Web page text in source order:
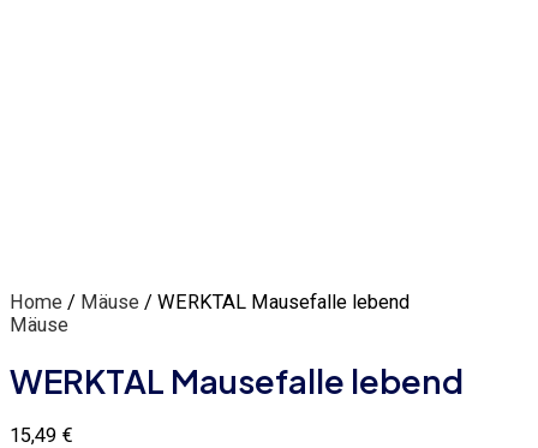
Home / Mäuse / WERKTAL Mausefalle lebend
Mäuse
WERKTAL Mausefalle lebend
15,49 €